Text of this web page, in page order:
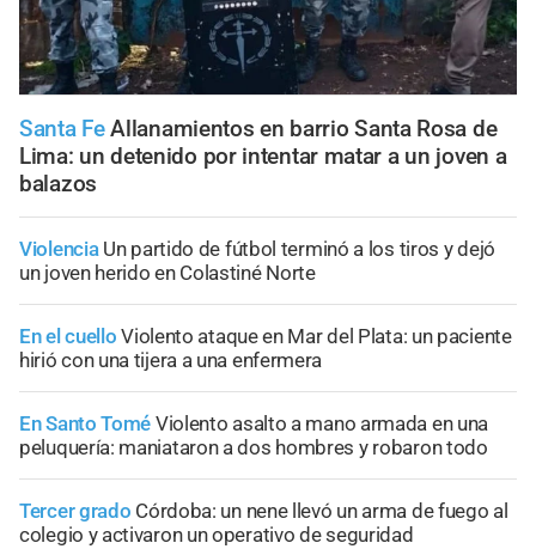
Santa Fe Allanamientos en barrio Santa Rosa de
Lima: un detenido por intentar matar a un joven a
balazos
Violencia Un partido de fútbol terminó a los tiros y dejó
un joven herido en Colastiné Norte
En el cuello Violento ataque en Mar del Plata: un paciente
hirió con una tijera a una enfermera
En Santo Tomé Violento asalto a mano armada en una
peluquería: maniataron a dos hombres y robaron todo
Tercer grado Córdoba: un nene llevó un arma de fuego al
colegio y activaron un operativo de seguridad